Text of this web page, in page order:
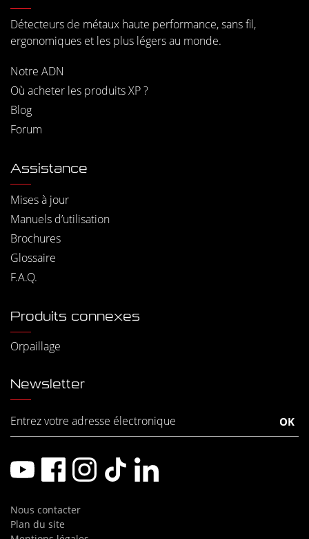
Détecteurs de métaux haute performance, sans fil,
ergonomiques et les plus légers au monde.
Notre ADN
Où acheter les produits XP ?
Blog
Forum
Assistance
Mises à jour
Manuels d’utilisation
Brochures
Glossaire
F.A.Q.
Produits connexes
Orpaillage
Newsletter
Nous contacter
Plan du site